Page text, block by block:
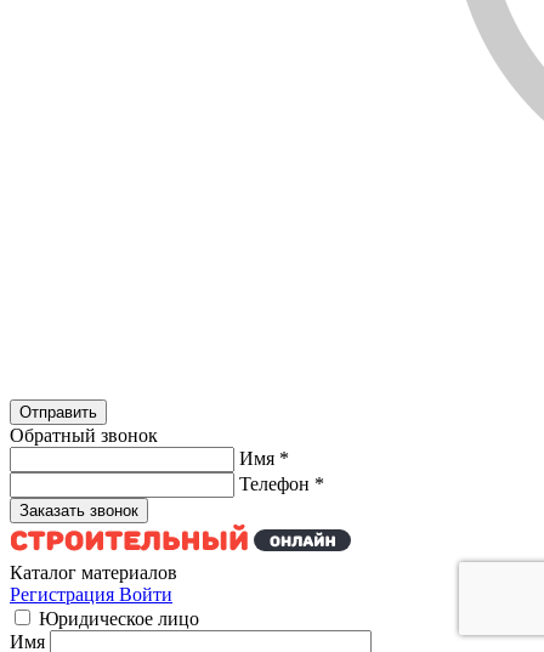
Обратный звонок
Имя *
Телефон *
Каталог материалов
Регистрация Войти
Юридическое лицо
Имя